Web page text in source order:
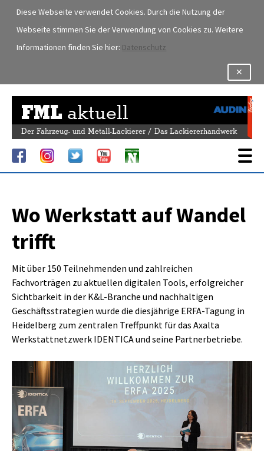
Diese Webseite verwendet Cookies. Durch die Nutzung der
Webseite stimmen Sie der Verwendung von Cookies zu. Weitere
Informationen finden Sie hier: Datenschutz
✕
FMLaktuell
Der Fahrzeug- und Metall-Lackierer / Das Lackiererhandwerk
Wo Werkstatt auf Wandel
trifft
Mit über 150 Teilnehmenden und zahlreichen
Fachvorträgen zu aktuellen digitalen Tools, erfolgreicher
Sichtbarkeit in der K&L-Branche und nachhaltigen
Geschäftsstrategien wurde die diesjährige ERFA-Tagung in
Heidelberg zum zentralen Treffpunkt für das Axalta
Werkstattnetzwerk IDENTICA und seine Partnerbetriebe.